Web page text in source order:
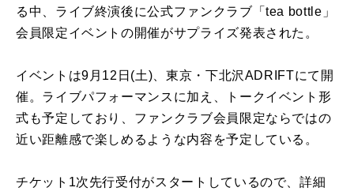
る中、ライブ終演後に公式ファンクラブ「tea bottle」
会員限定イベントの開催がサプライズ発表された。
イベントは9月12日(土)、東京・下北沢ADRIFTにて開
催。ライブパフォーマンスに加え、トークイベント形
式も予定しており、ファンクラブ会員限定ならではの
近い距離感で楽しめるような内容を予定している。
チケット1次先行受付がスタートしているので、詳細